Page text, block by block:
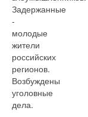
Задержанные
-
молодые
жители
российских
регионов.
Возбуждены
уголовные
дела.